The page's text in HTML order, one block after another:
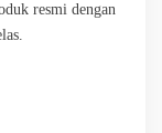
resmi dengan